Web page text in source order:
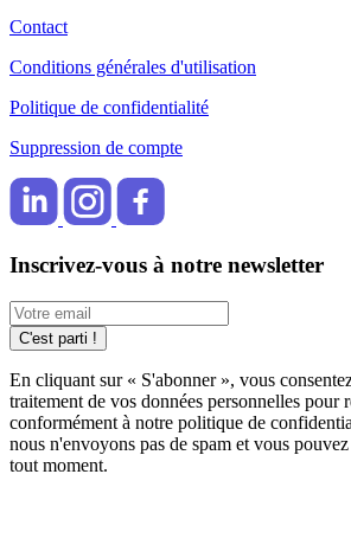
Contact
Conditions générales d'utilisation
Politique de confidentialité
Suppression de compte
Inscrivez-vous à notre newsletter
C'est parti !
En cliquant sur « S'abonner », vous
traitement de vos données personnelles pour
conformément à notre politique de
nous n'envoyons pas de spam et vous
tout moment.